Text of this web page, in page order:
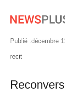
Publié :décembre
Author
recit